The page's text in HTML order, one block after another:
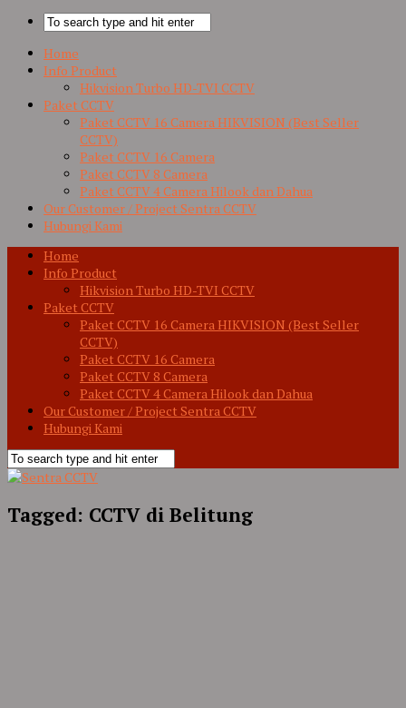
Home
Info Product
Hikvision Turbo HD-TVI CCTV
Paket CCTV
Paket CCTV 16 Camera HIKVISION (Best Seller
CCTV)
Paket CCTV 16 Camera
Paket CCTV 8 Camera
Paket CCTV 4 Camera Hilook dan Dahua
Our Customer / Project Sentra CCTV
Hubungi Kami
Home
Info Product
Hikvision Turbo HD-TVI CCTV
Paket CCTV
Paket CCTV 16 Camera HIKVISION (Best Seller
CCTV)
Paket CCTV 16 Camera
Paket CCTV 8 Camera
Paket CCTV 4 Camera Hilook dan Dahua
Our Customer / Project Sentra CCTV
Hubungi Kami
Tagged: CCTV di Belitung